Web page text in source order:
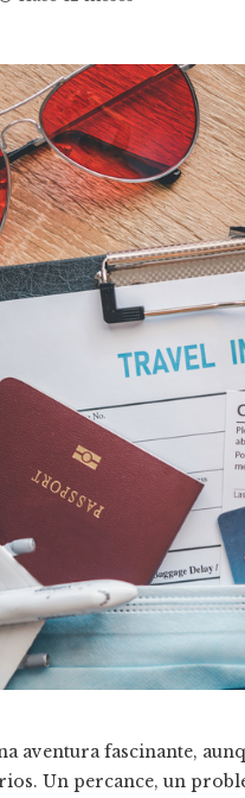
aventura fascinante,
Un percance, un